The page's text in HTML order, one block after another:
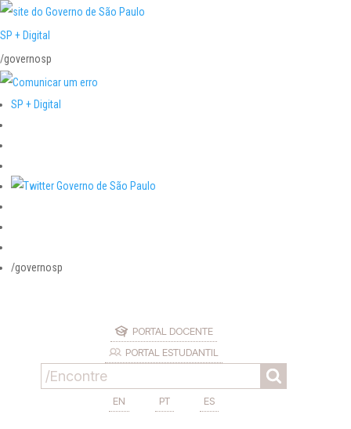
SP + Digital
/governosp
SP + Digital
/governosp
PORTAL DOCENTE
PORTAL ESTUDANTIL
EN PT ES